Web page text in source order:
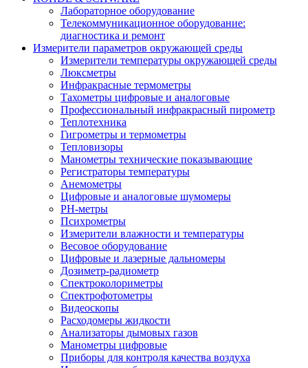
Лабораторное оборудование
Телекоммуникационное оборудование:
диагностика и ремонт
Измерители параметров окружающей среды
Измерители температуры окружающей среды
Люксметры
Инфракрасные термометры
Тахометры цифровые и аналоговые
Профессиональный инфракрасный пирометр
Теплотехника
Гигрометры и термометры
Тепловизоры
Манометры технические показывающие
Регистраторы температуры
Анемометры
Цифровые и аналоговые шумомеры
PH-метры
Психрометры
Измерители влажности и температуры
Весовое оборудование
Цифровые и лазерные дальномеры
Дозиметр-радиометр
Спектроколориметры
Спектрофотометры
Видеоскопы
Расходомеры жидкости
Анализаторы дымовых газов
Манометры цифровые
Приборы для контроля качества воздуха